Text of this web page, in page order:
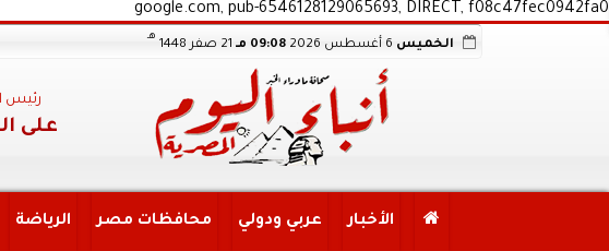
google.com, pub-6546128129065693, DIRECT, f08c47fec0942fa0
الخميس 09:08 مـ 21 صفر 1448
هـ
رئيس
على
الأخبار عربي ودولي محافظات مصر الرياضة